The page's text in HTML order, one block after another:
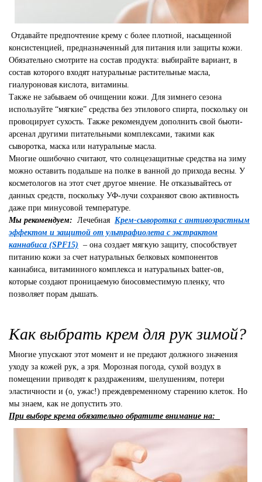
Отдавайте предпочтение крему с более плотной, насыщенной
консистенцией, предназначенный для питания или защиты кожи.
Обязательно смотрите на состав продукта: выбирайте вариант, в
состав которого входят натуральные растительные масла,
гиалуроновая кислота, витамины.
Также не забываем об очищении кожи. Для зимнего сезона
используйте “мягкие” средства без этилового спирта, поскольку он
провоцирует сухость. Также рекомендуем дополнить свой бьюти-
арсенал другими питательными комплексами, такими как
сыворотка, маска или натуральные масла.
Многие ошибочно считают, что солнцезащитные средства на зиму
можно оставить подальше на полке в ванной до прихода весны. У
косметологов на этот счет другое мнение. Не отказывайтесь от
данных средств, поскольку УФ-лучи сохраняют свою активность
даже при минусовой температуре.
Мы рекомендуем: Лечебная Крем-сыворотка с антивозрастным
эффектом и защитой от ультрафиолета с экстрактом
каннабиса (SPF15) – она создает мягкую защиту, способствует
питанию кожи за счет натуральных белковых компонентов
каннабиса, витаминного комплекса и натуральных batter-ов,
которые создают проницаемую биосовместимую пленку, что
позволяет порам дышать.
Как выбрать крем для рук зимой?
Многие упускают этот момент и не предают должного значения
уходу за кожей рук, а зря. Морозная погода, сухой воздух в
помещении приводят к раздражениям, шелушениям, потери
эластичности и (о, ужас!) преждевременному старению клеток. Но
мы знаем, как не допустить это.
При выборе крема обязательно обратите внимание на: